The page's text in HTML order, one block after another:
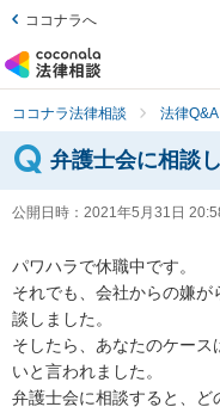
ココナラへ
ココナラ法律相談 法律Q&A
弁護士会に相談
公開日時： 2021年5月31日
パワハラで休職中です。
それでも、会社からの嫌
談しました。
そしたら、あなたのケー
いと言われました。
弁護士会に相談すると、ど